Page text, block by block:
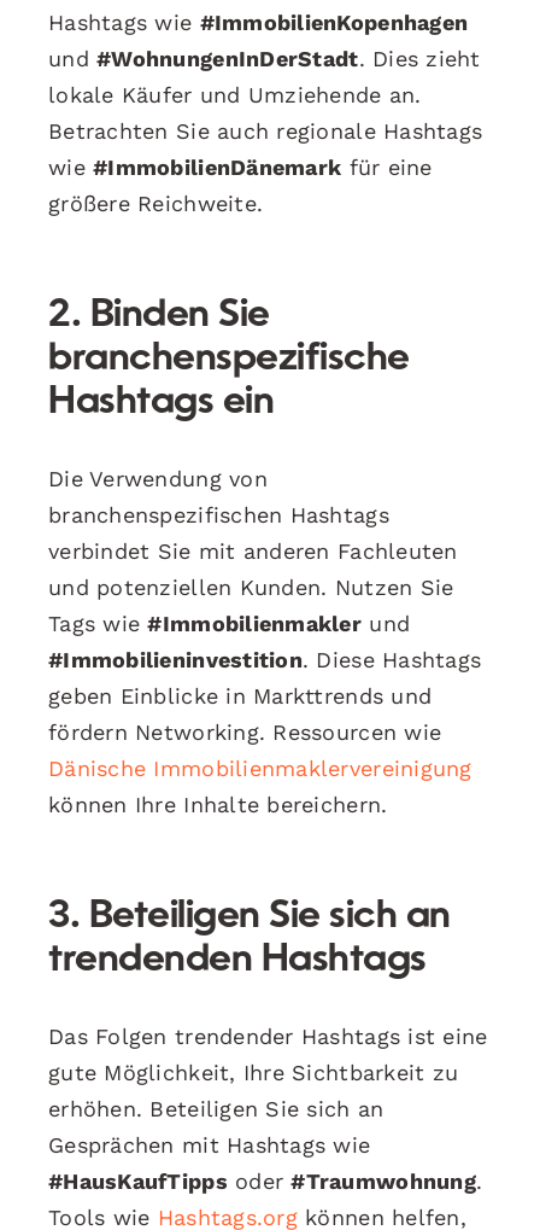
Hashtags wie #ImmobilienKopenhagen
und#WohnungenInDerStadt. Dies zieht
lokale Käufer und Umziehende an.
Betrachten Sie auch regionale Hashtags
wie#ImmobilienDänemark für eine
größere Reichweite.
2. Binden Sie
branchenspezifische
Hashtags ein
Die Verwendung von
branchenspezifischen Hashtags
verbindet Sie mit anderen Fachleuten
und potenziellen Kunden. Nutzen Sie
Tags wie#Immobilienmakler und
#Immobilieninvestition. Diese Hashtags
geben Einblicke in Markttrends und
fördern Networking. Ressourcen wie
Dänische Immobilienmaklervereinigung
können Ihre Inhalte bereichern.
3. Beteiligen Sie sich an
trendenden Hashtags
Das Folgen trendender Hashtags ist eine
gute Möglichkeit, Ihre Sichtbarkeit zu
erhöhen. Beteiligen Sie sich an
Gesprächen mit Hashtags wie
#HausKaufTipps oder#Traumwohnung.
Tools wie Hashtags.orgkönnen helfen,